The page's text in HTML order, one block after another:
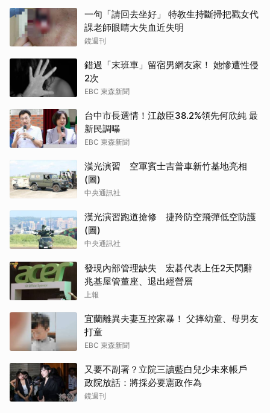
一句「請回去坐好」 特教生持斷掃把戳女代
課老師眼睛大失血近失明
鏡週刊
錯過「末班車」留宿男網友家！ 她慘遭性侵
2次
EBC 東森新聞
台中市長選情！江啟臣38.2%領先何欣純 最
新民調曝
EBC 東森新聞
漢光演習 空軍賓士吉普車新竹基地亮相
(圖)
中央通訊社
漢光演習跑道搶修 捷羚防空飛彈低空防護
(圖)
中央通訊社
發現內部管理缺失 宏碁代表上任2天閃辭
兆基屋管董座、退出經營層
上報
宜蘭離異夫妻互控家暴！ 父摔幼童、母男友
打童
EBC 東森新聞
又要不副署？立院三讀藍白兒少未來帳戶
政院放話：將採必要憲政作為
鏡週刊